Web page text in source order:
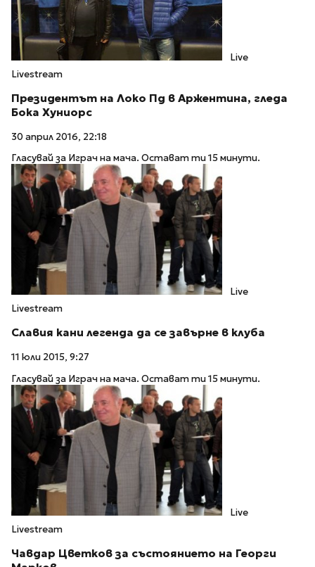
Live
Livestream
Президентът на Локо Пд в Аржентина, гледа
Бока Хуниорс
30 април 2016, 22:18
Гласувай за Играч на мача. Остават ти 15 минути.
Live
Livestream
Славия кани легенда да се завърне в клуба
11 юли 2015, 9:27
Гласувай за Играч на мача. Остават ти 15 минути.
Live
Livestream
Чавдар Цветков за състоянието на Георги